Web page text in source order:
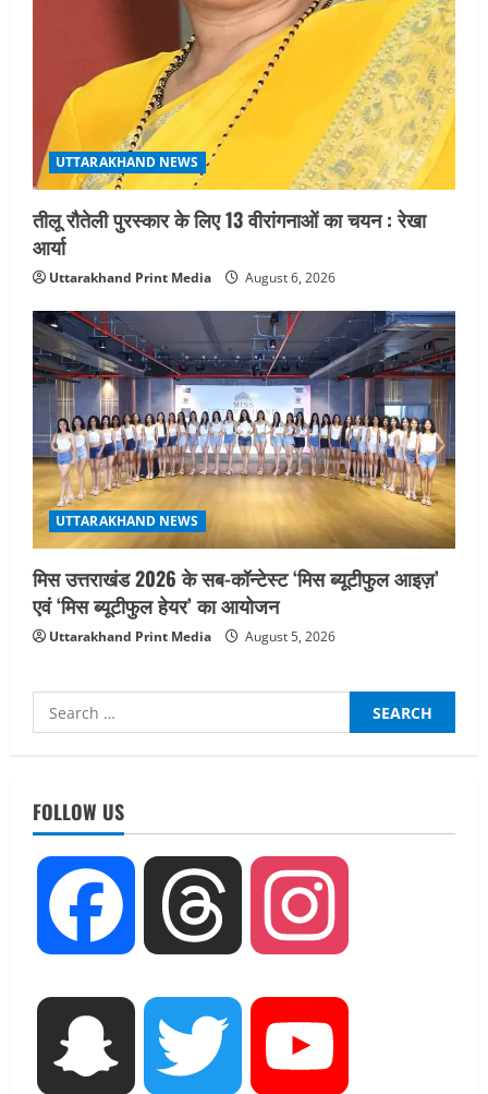
UTTARAKHAND NEWS
तीलू रौतेली पुरस्कार के लिए 13 वीरांगनाओं का चयन : रेखा
आर्या
Uttarakhand Print Media August 6, 2026
UTTARAKHAND NEWS
मिस उत्तराखंड 2026 के सब-कॉन्टेस्ट ‘मिस ब्यूटीफुल आइज़’
एवं ‘मिस ब्यूटीफुल हेयर’ का आयोजन
Uttarakhand Print Media August 5, 2026
Search
for:
FOLLOW US
Facebook Threads
Snapchat Twitter
August 6, 2026
UTTARAKHAND NEWS
मिस उत्तराखंड 2026 के सब-कॉन्टेस्ट ‘मिस
ब्यूटीफुल आइज़’ एवं ‘मिस ब्यूटीफुल हेयर’ का
August 5, 2026
UTTARAKHAND NEWS
एमआईटी वर्ल्ड पीस यूनिवर्सिटी और जर्मनी के
बीएसबीआई के बीच समझौता; भारतीय छात्रों